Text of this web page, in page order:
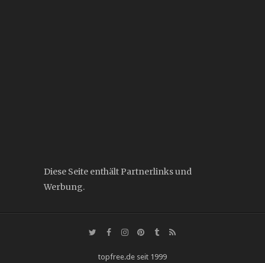
Diese Seite enthält Partnerlinks und
Werbung.
topfree.de seit 1999